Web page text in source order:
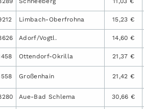
Limbach-Oberfrohna 15,23 €
Adorf/Vogtl. 14,60 €
Ottendorf-Okrilla 21,37 €
Großenhain 21,42 €
Aue-Bad Schlema 30,66 €